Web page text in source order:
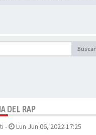
Buscar
DEL RAP
- Lun Jun 06, 2022 17:25